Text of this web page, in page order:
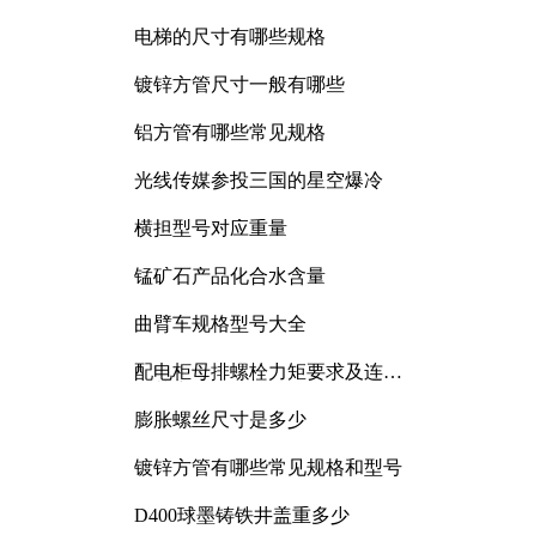
电梯的尺寸有哪些规格
镀锌方管尺寸一般有哪些
铝方管有哪些常见规格
光线传媒参投三国的星空爆冷
横担型号对应重量
锰矿石产品化合水含量
曲臂车规格型号大全
配电柜母排螺栓力矩要求及连接
膨胀螺丝尺寸是多少
镀锌方管有哪些常见规格和型号
D400球墨铸铁井盖重多少